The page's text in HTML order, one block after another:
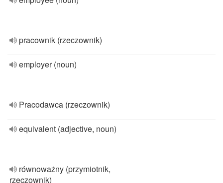
pracownik (rzeczownik)
employer (noun)
Pracodawca (rzeczownik)
equivalent (adjective, noun)
równoważny (przymiotnik,
rzeczownik)